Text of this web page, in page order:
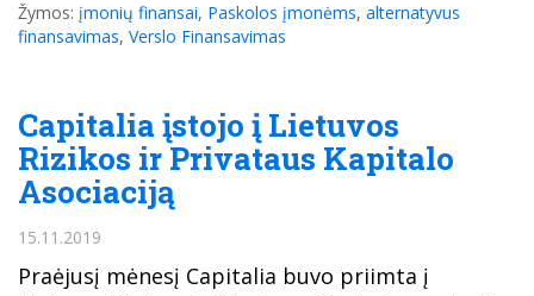
Žymos: įmonių finansai, Paskolos įmonėms, alternatyvus
finansavimas, Verslo Finansavimas
Capitalia įstojo į Lietuvos
Rizikos ir Privataus Kapitalo
Asociaciją
15.11.2019
Praėjusį mėnesį Capitalia buvo priimta į